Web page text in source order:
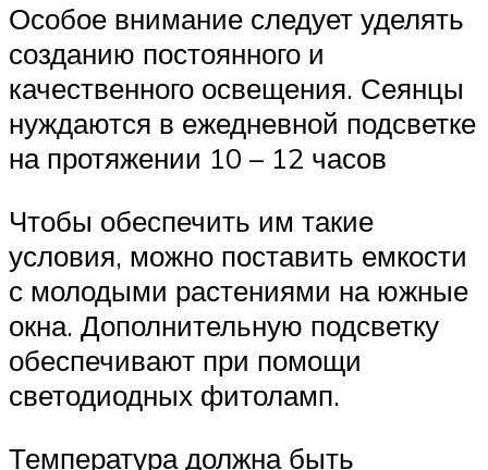
Особое внимание следует уделять
созданию постоянного и
качественного освещения. Сеянцы
нуждаются в ежедневной подсветке
на протяжении 10 – 12 часов
Чтобы обеспечить им такие
условия, можно поставить емкости
с молодыми растениями на южные
окна. Дополнительную подсветку
обеспечивают при помощи
светодиодных фитоламп.
Температура должна быть